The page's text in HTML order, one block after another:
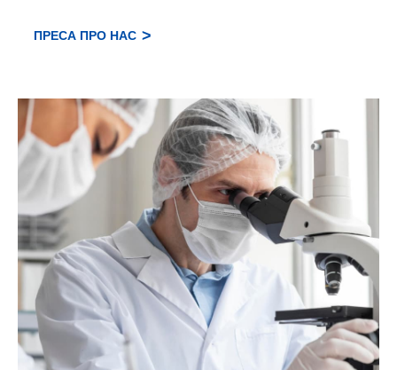
ПРЕСА ПРО НАС